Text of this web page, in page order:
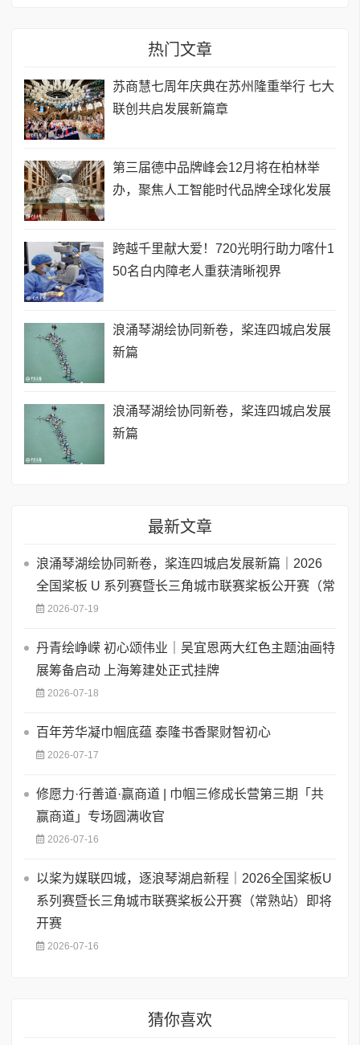
热门文章
苏商慧七周年庆典在苏州隆重举行 七大
联创共启发展新篇章
第三届德中品牌峰会12月将在柏林举
办，聚焦人工智能时代品牌全球化发展
跨越千里献大爱！720光明行助力喀什1
50名白内障老人重获清晰视界
浪涌琴湖绘协同新卷，桨连四城启发展
新篇
浪涌琴湖绘协同新卷，桨连四城启发展
新篇
最新文章
浪涌琴湖绘协同新卷，桨连四城启发展新篇｜2026
全国桨板 U 系列赛暨长三角城市联赛桨板公开赛（常
2026-07-19
丹青绘峥嵘 初心颂伟业｜吴宜恩两大红色主题油画特
展筹备启动 上海筹建处正式挂牌
2026-07-18
百年芳华凝巾帼底蕴 泰隆书香聚财智初心
2026-07-17
修愿力·行善道·赢商道 | 巾帼三修成长营第三期「共
赢商道」专场圆满收官
2026-07-16
以桨为媒联四城，逐浪琴湖启新程｜2026全国桨板U
系列赛暨长三角城市联赛桨板公开赛（常熟站）即将
开赛
2026-07-16
猜你喜欢